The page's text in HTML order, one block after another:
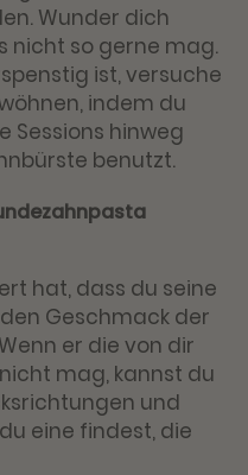
Wunder dich
nicht so gerne mag.
ist, versuche
indem du
Sessions hinweg
benutzt.
hat, dass du seine
Geschmack der
er die von dir
mag, kannst du
und
eine findest, die